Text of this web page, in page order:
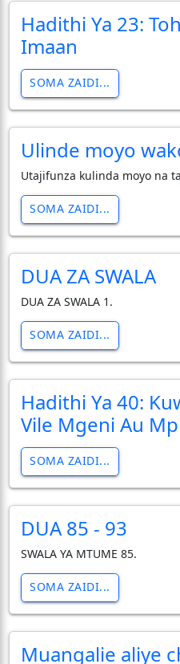
Hadithi Ya 23:
Imaan
SOMA ZAIDI...
Ulinde moyo
Utajifunza kulinda moyo na
SOMA ZAIDI...
DUA ZA SWALA
DUA ZA SWALA 1.
SOMA ZAIDI...
Hadithi Ya 40:
Vile Mgeni Au
SOMA ZAIDI...
DUA 85 - 93
SWALA YA MTUME 85.
SOMA ZAIDI...
Muangalie aliye